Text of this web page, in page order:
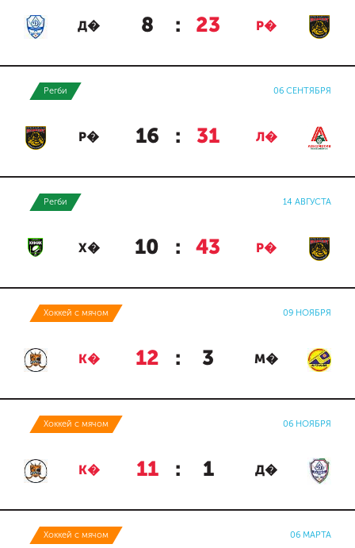
Д� 8 : 23 Р�
Регби 06 СЕНТЯБРЯ
Р� 16 : 31 Л�
Регби 14 АВГУСТА
Х� 10 : 43 Р�
Хоккей с мячом 09 НОЯБРЯ
К� 12 : 3 М�
Хоккей с мячом 06 НОЯБРЯ
К� 11 : 1 Д�
Хоккей с мячом 06 МАРТА